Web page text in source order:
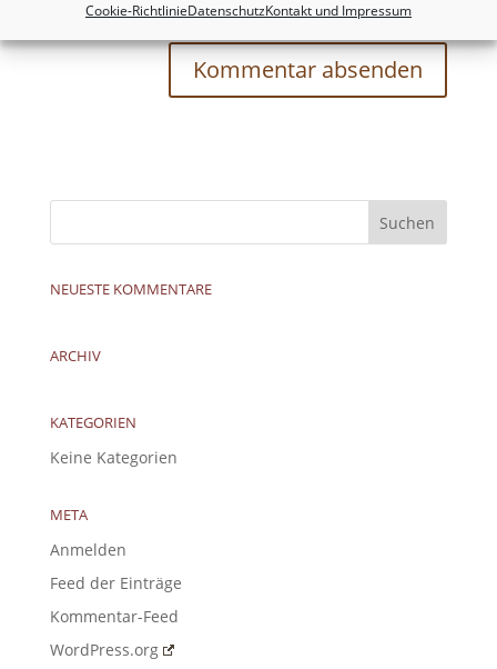
Cookie-RichtlinieDatenschutzKontakt und Impressum
Kommentierung speichern.
NEUESTE KOMMENTARE
ARCHIV
KATEGORIEN
Keine Kategorien
META
Anmelden
Feed der Einträge
Kommentar-Feed
WordPress.org